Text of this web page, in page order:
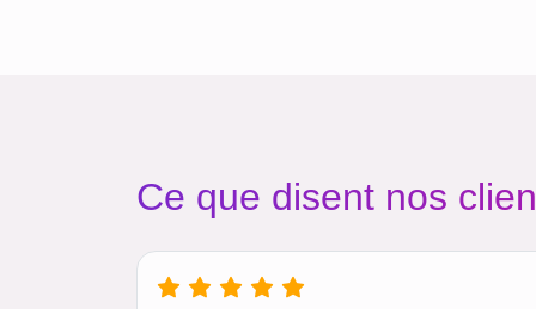
Ce que disent nos